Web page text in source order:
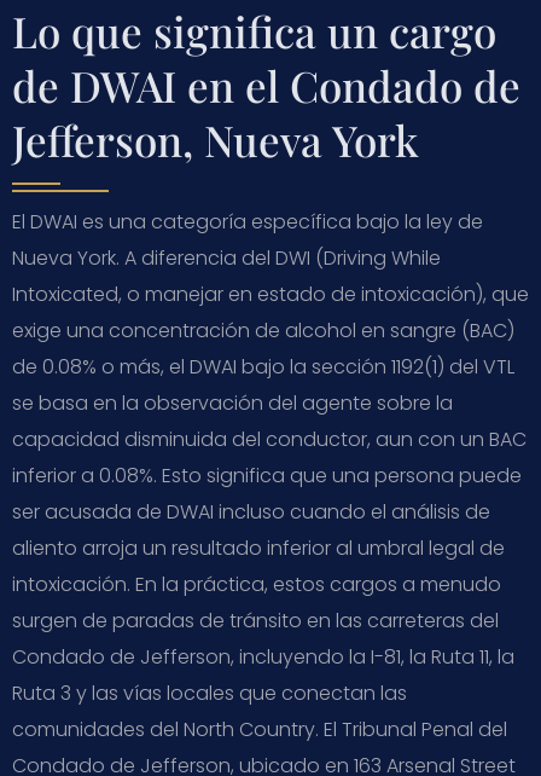
Lo que significa un cargo
de DWAI en el Condado de
Jefferson, Nueva York
El DWAI es una categoría específica bajo la ley de
Nueva York. A diferencia del DWI (Driving While
Intoxicated, o manejar en estado de intoxicación), que
exige una concentración de alcohol en sangre (BAC)
de 0.08% o más, el DWAI bajo la sección 1192(1) del VTL
se basa en la observación del agente sobre la
capacidad disminuida del conductor, aun con un BAC
inferior a 0.08%. Esto significa que una persona puede
ser acusada de DWAI incluso cuando el análisis de
aliento arroja un resultado inferior al umbral legal de
intoxicación. En la práctica, estos cargos a menudo
surgen de paradas de tránsito en las carreteras del
Condado de Jefferson, incluyendo la I-81, la Ruta 11, la
Ruta 3 y las vías locales que conectan las
comunidades del North Country. El Tribunal Penal del
Condado de Jefferson, ubicado en 163 Arsenal Street